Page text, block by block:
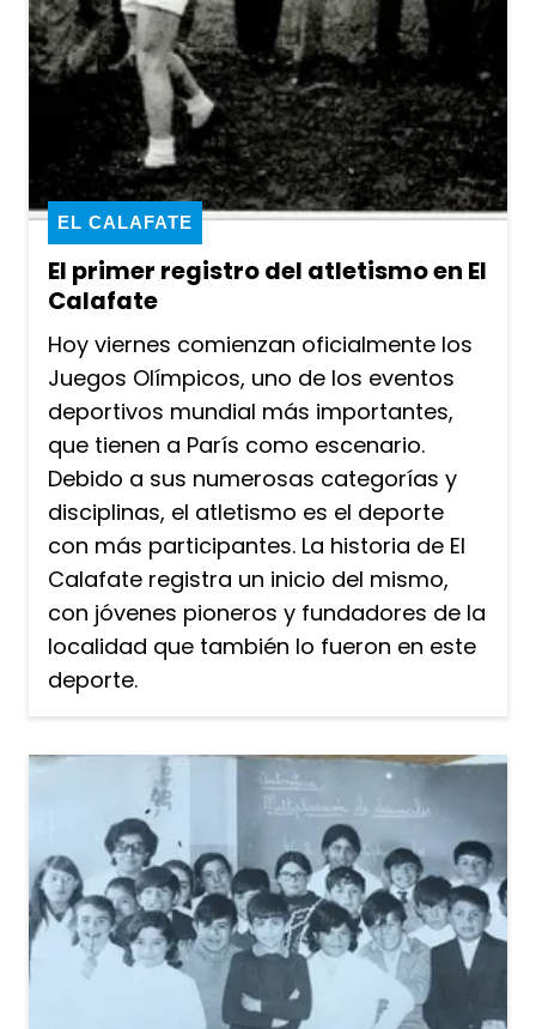
El primer registro del atletismo en El
Calafate
EL CALAFATE
Hoy viernes comienzan oficialmente los
Juegos Olímpicos, uno de los eventos
deportivos mundial más importantes,
que tienen a París como escenario.
Debido a sus numerosas categorías y
disciplinas, el atletismo es el deporte
con más participantes. La historia de El
Calafate registra un inicio del mismo,
con jóvenes pioneros y fundadores de la
localidad que también lo fueron en este
deporte.